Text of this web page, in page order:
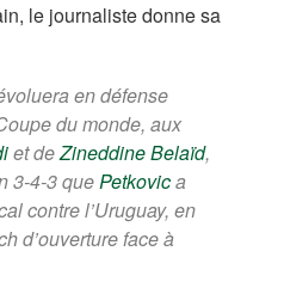
le journaliste donne sa
en défense
du monde, aux
et deZineddine Belaïd,
3-4-3 quePetkovica
contre l’Uruguay, en
d’ouverture face à